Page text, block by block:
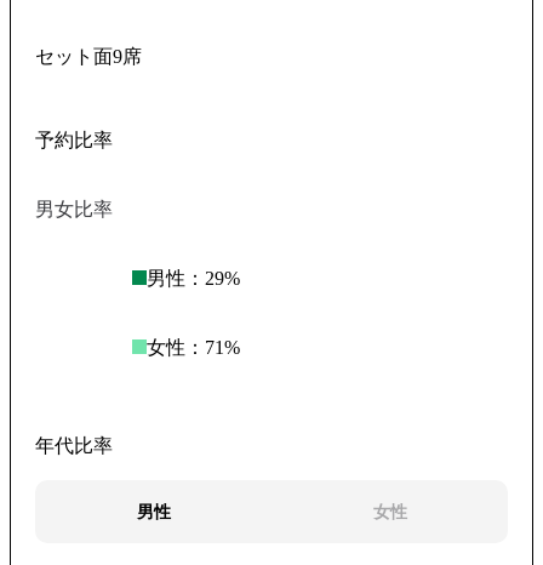
セット面9席
予約比率
男女比率
男性： 29%
女性： 71%
年代比率
男性 女性